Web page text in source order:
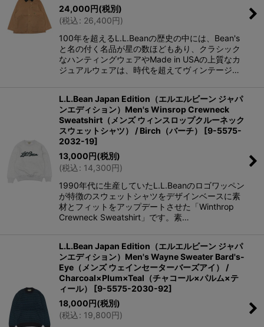
24,000 円(税別)
(税込: 26,400 円 )
100年を超えるL.L.Beanの歴史の中には、Bean's
と名の付く名品が星の数ほどもあり、クラシック
なハンティングウェアやMade in USAの上質なカ
ジュアルウェアは、時代を超えてヴィンテージ…
L.L.Bean Japan Edition（エルエルビーン ジャパ
ンエディション）Men's Winsrop Crewneck
Sweatshirt（メンズ ウィンスロップクルーネック
スウェットシャツ） / Birch（バーチ）
[9-5575-
2032-19]
13,000 円(税別)
(税込: 14,300 円 )
1990年代に生産していたL.L.Beanのロゴワッペン
が特徴のスウェットシャツをデザインベースに素
材とフィットをアップデートさせた「Winthrop
Crewneck Sweatshirt」です。素…
L.L.Bean Japan Edition（エルエルビーン ジャパ
ンエディション）Men's Wayne Sweater Bard's-
Eye（メンズ ウェインセーターバーズアイ） /
Charcoal×Plum×Teal（チャコール×パルム×テ
ィール）
[9-5575-2030-92]
18,000 円(税別)
(税込: 19,800 円 )